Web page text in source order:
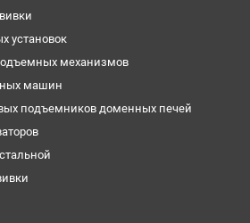
установок
механизмов
машин
подъемников доменных печей